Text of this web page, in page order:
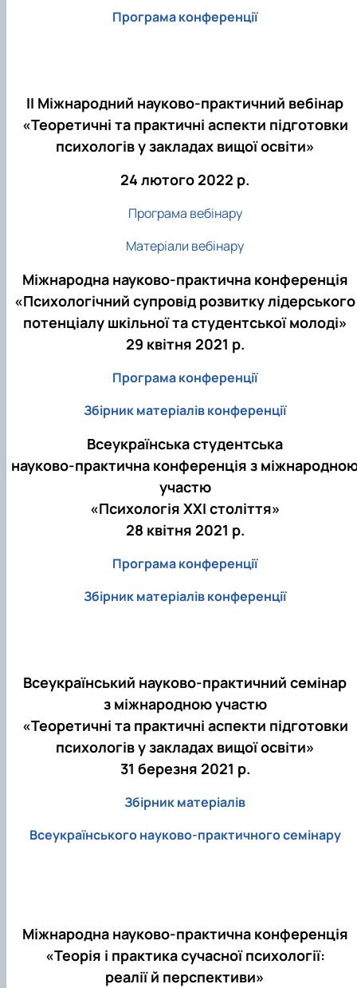
Програма конференції
ІІ Міжнародний науково-практичний вебінар
«Теоретичні та практичні аспекти підготовки
психологів у закладах вищої освіти»
24 лютого 2022 р.
Програма вебінару
Матеріали вебінару
Міжнародна науково-практична конференція
«Психологічний супровід розвитку лідерського
потенціалу шкільної та студентської молоді»
29 квітня 2021 р.
Програма конференції
Збірник матеріалів конференції
Всеукраїнська студентська
науково-практична конференція з
участю
«Психологія ХХІ століття»
28 квітня 2021 р.
Програма конференції
Збірник матеріалів конференції
Всеукраїнський науково-практичний семінар
з міжнародною участю
«Теоретичні та практичні аспекти підготовки
психологів у закладах вищої освіти»
31 березня 2021 р.
Збірник матеріалів
Всеукраїнського науково-практичного семінару
Міжнародна науково-практична конференція
«Теорія і практика сучасної психології:
реалії й перспективи»